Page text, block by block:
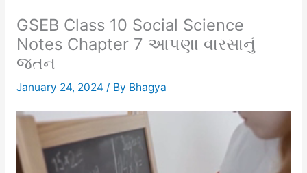
GSEB Class 10 Social Science
Notes Chapter 7 આપણા વારસાનું
જતન
January 24, 2024 / By Bhagya